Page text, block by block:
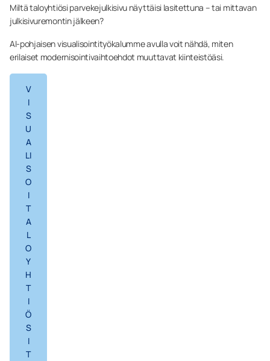
Miltä taloyhtiösi parvekejulkisivu näyttäisi lasitettuna – tai mittavan
julkisivuremontin jälkeen?
AI-pohjaisen visualisointityökalumme avulla voit nähdä, miten
erilaiset modernisointivaihtoehdot muuttavat kiinteistöäsi.
V
I
S
U
A
LI
S
O
I
T
A
L
O
Y
H
T
I
Ö
S
I
T